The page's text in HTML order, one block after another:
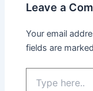
Leave a
Your email
fields are marked
here..